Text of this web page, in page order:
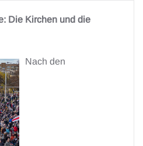
Die Kirchen und die
Nach den